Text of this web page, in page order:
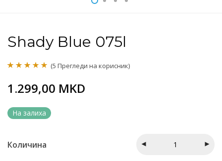
Shady Blue 075l
од 5 врз
оценки на
(5 Прегледи на корисник)
1.299,00 MKD
На залиха
Количина